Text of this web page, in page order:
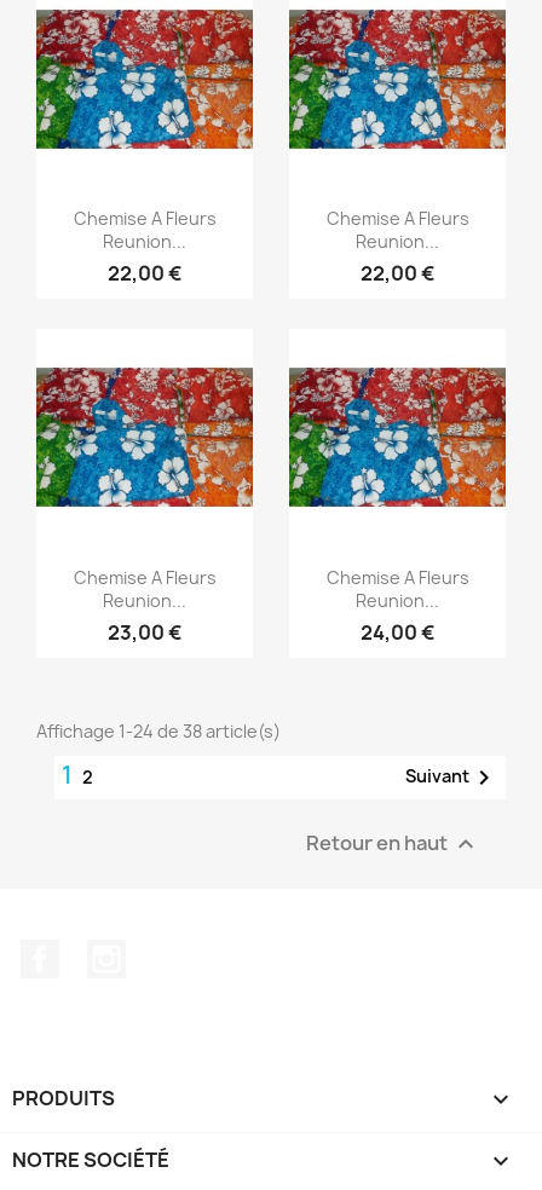
Aperçu rapide
Chemise A Fleurs
Reunion...
22,00 €
Aperçu rapide
Chemise A Fleurs
Reunion...
22,00 €
Aperçu rapide
Chemise A Fleurs
Reunion...
23,00 €
Aperçu rapide
Chemise A Fleurs
Reunion...
24,00 €
Affichage 1-24 de 38 article(s)
1 2 Suivant 
Retour en haut 
PRODUITS 
NOTRE SOCIÉTÉ 